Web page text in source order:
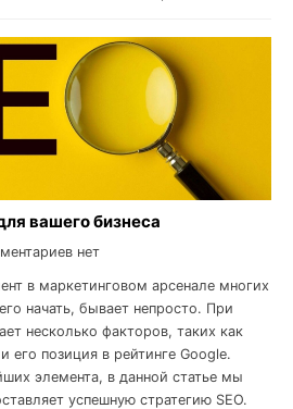
вашего бизнеса
нет
в маркетинговом арсенале многих
начать, бывает непросто. При
несколько факторов, таких как
его позиция в рейтинге Google.
элемента, в данной статье мы
успешную стратегию SEO.